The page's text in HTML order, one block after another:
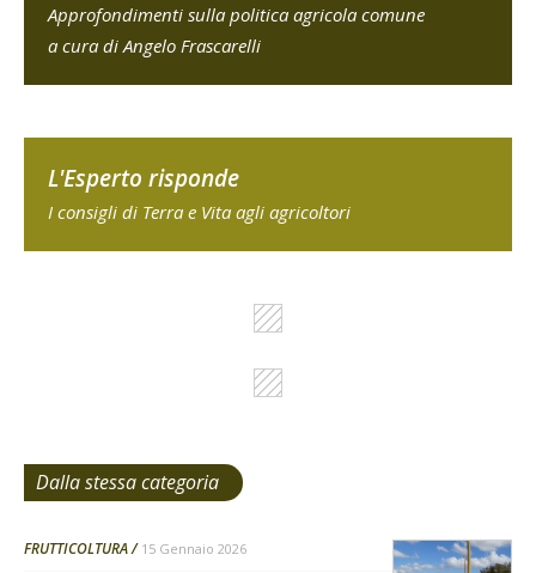
Approfondimenti sulla politica agricola comune
a cura di Angelo Frascarelli
L'Esperto risponde
I consigli di Terra e Vita agli agricoltori
Dalla stessa categoria
FRUTTICOLTURA 15 Gennaio 2026